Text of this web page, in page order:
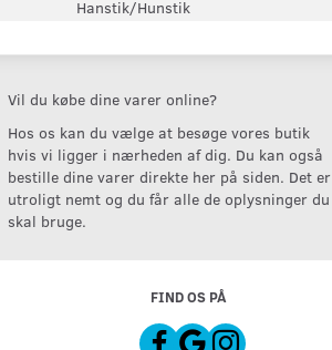
Hanstik/Hunstik
Vil du købe dine varer online?
Hos os kan du vælge at besøge vores butik
hvis vi ligger i nærheden af dig. Du kan også
bestille dine varer direkte her på siden. Det er
utroligt nemt og du får alle de oplysninger du
skal bruge.
FIND OS PÅ